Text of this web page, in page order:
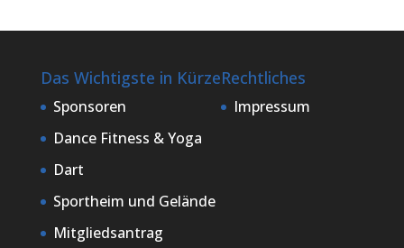
Das Wichtigste in Kürze
Sponsoren
Dance Fitness & Yoga
Dart
Sportheim und Gelände
Mitgliedsantrag
Rechtliches
Impressum